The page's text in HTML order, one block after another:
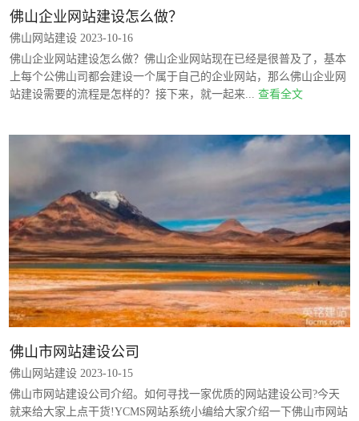
佛山企业网站建设怎么做？
佛山网站建设 2023-10-16
佛山企业网站建设怎么做？佛山企业网站现在已经是很普及了，基本
上每个公佛山司都会建设一个属于自己的企业网站，那么佛山企业网
站建设需要的流程是怎样的？接下来，就一起来... 查看全文
佛山市网站建设公司
佛山网站建设 2023-10-15
佛山市网站建设公司介绍。如何寻找一家优质的网站建设公司?今天
就来给大家上点干货!YCMS网站系统小编给大家介绍一下佛山市网站